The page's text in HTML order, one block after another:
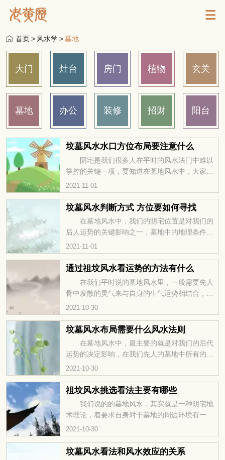
首页> 风水学>墓地
大门 灶台 房门 植物 玄关
墓地 办公 装修 招财 阳台
坟墓风水水口方位布局要注意什么
阴宅是我们很多人在平时的风水法门中难以
掌控的关键一项，要知道在墓地风水中，大家要
考虑的要素非常多，要求每个风水师的风水知识
量非常的广而大，能否利用先人灵气，是墓地风
水的关键。今天的文章，就来具体讲讲其危害
年四季见不到阳光，叫阴气过盛，不管外环境如
何如何好，这个地方也不能选，选此地必然男丁
稀少，女人忧郁。阴宅也需要好的阳光照射条
件，有和谐的阳光照耀，是具
2021-11-01
坟墓风水判断方式 方位要如何寻找
在墓地风水中，我们的阴宅位置是对我们的
后人运势的关键影响之一，墓地中的地理条件、
水口方位，墓穴的朝向，山脉的走向都是关键。
风水中的知识量对于我们能否做好布局起到了决
定性的影响，下面的文章就要来具体讲讲包含的
地方一年四季见不到阳光，叫阴气过盛，不管外
环境如何如何好，这个地方也不能选，选此地必
然男丁稀少，女人忧郁。阴宅也需要好的阳光照
射条件，有和谐的阳光照
2021-11-01
通过祖坟风水看运势的方法有什么
在我们平时说的墓地风水里，一般需要先人
骨中发散的灵气来与自身的生气运势相结合，才
能打破自然格局，得到超出本源的力量，保佑在
这里的子孙后代能够世代昌盛。这就是阴宅，和
它的风水作用。那下面的文章就带大家一起来看
阴地，如果这快地方一年四季见不到阳光，叫阴
气过盛，不管外环境如何如何好，这个地方也不
能选，选此地必然男丁稀少，女人忧郁。阴宅也
需要好的阳光照射条件，
2021-10-30
坟墓风水布局需要什么风水法则
在墓地风水中，最主要的就是对我们的后代
运势的决定影响，在我们先人的墓地中所有的地
理区位、水口朝向等问题都是决定性的。因此在
这里的观测不能有半点的疏忽，今天的文章内容
就是一起来具体讲讲其中的方术方法。 1、因
阳光，叫阴气过盛，不管外环境如何如何好，这
个地方也不能选，选此地必然男丁稀少，女人忧
郁。阴宅也需要好的阳光照射条件，有和谐的阳
光照耀，是具备好的风水
2021-10-30
祖坟风水挑选看法主要有哪些
我们说的的墓地风水，其实就是一种阴宅地
术理论，着要求自身对于墓地的周边环境有一个
很好的理解，重视气水的布局和控制。合理规划
阴宅的方位，达到风水应有的作用。那下面就一
起来看看有关墓地中如何挑选。 1、因为坟墓
2021-10-30
坟墓风水看法和风水效应的关系